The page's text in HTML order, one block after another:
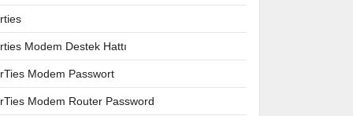
Modem Destek Hattı
Modem Passwort
Modem Router Password